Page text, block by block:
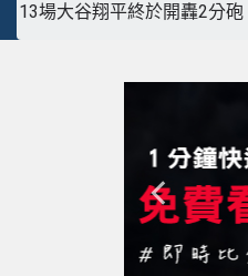
13場大谷翔平終於開轟2分砲